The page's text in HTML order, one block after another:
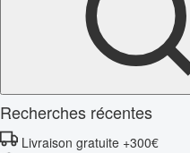
Recherches récentes
Livraison gratuite +300€